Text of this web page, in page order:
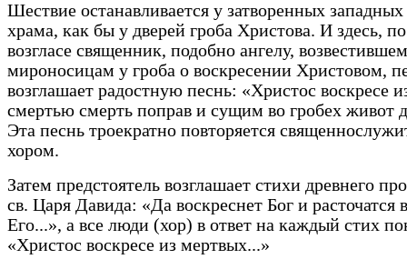
Шествие останавливается у затворенных западных
храма, как бы у дверей гроба Христова. И здесь,
возгласе священник, подобно ангелу,
мироносицам у гроба о воскресении Христовом,
возглашает радостную песнь: «Христос воскресе
смертью смерть поправ и сущим во гробех живот
Эта песнь троекратно повторяется
хором.
Затем предстоятель возглашает стихи древнего
св. Царя Давида: «Да воскреснет Бог и расточатся
Его...», а все люди (хор) в ответ на каждый стих
«Христос воскресе из мертвых...»